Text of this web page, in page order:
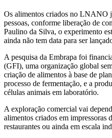
Os alimentos criados no LNANO
pessoas, conforme liberação de
Paulino da Silva, o experimento
ainda não tem data para ser
A pesquisa da Embrapa foi
(GFI), uma organização global
criação de alimentos à base de
processo de fermentação, e a
células animais em laboratório.
A exploração comercial vai
alimentos criados em impressoras
restaurantes ou ainda em escala